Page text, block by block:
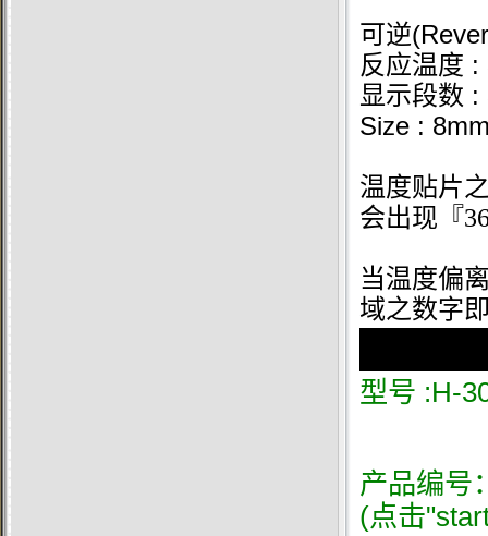
可逆
反应温度 :
显示段数 :
Size :
温度贴片
会出现『
当温度偏
域之数字
型号 :H-
产品编号
(点击